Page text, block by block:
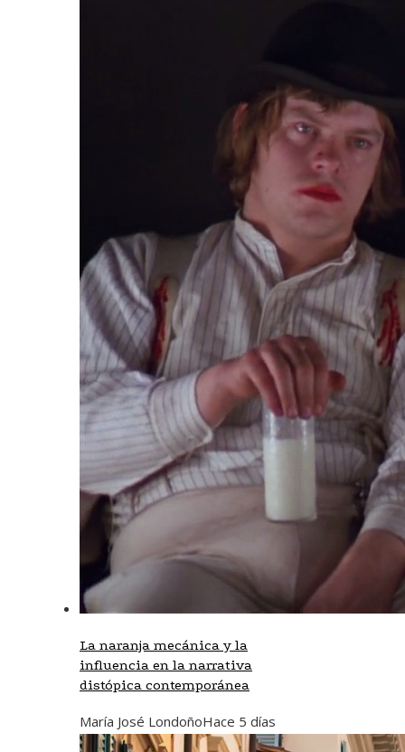
La naranja mecánica y la
influencia en la narrativa
distópica contemporánea
María José LondoñoHace 5 días